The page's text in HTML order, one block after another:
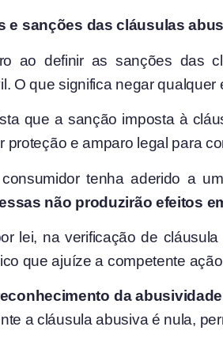
e sanções das cláusulas
ao definir as sanções das
O que significa negar
que a sanção imposta à
proteção e amparo legal para
tenha aderido a
não produzirão efeitos
lei, na verificação de
que ajuíze a competente
da
a cláusula abusiva é nula,